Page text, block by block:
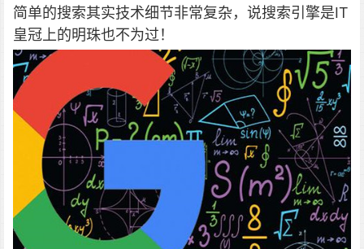
简单的搜索其实技术细节非常复杂，说搜索引擎是IT
皇冠上的明珠也不为过！